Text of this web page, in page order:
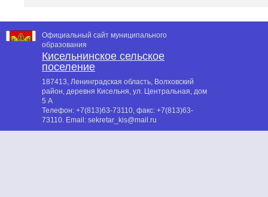
Официальный сайт муниципального
образования
Кисельнинское сельское
поселение
187413, Ленинградская область, Волховский
район, деревня Кисельня, ул. Центральная, дом
5 А
Телефон: +7(813)63-73110, факс: +7(813)63-
73110. Email: sekretar_kis@mail.ru